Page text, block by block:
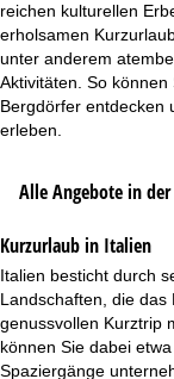
reichen kulturellen
erholsamen
unter anderem
Aktivitäten. So
Bergdörfer entdecken
erleben.
Alle Angebote in
Kurzurlaub in Italien
Italien besticht durch
Landschaften, die
genussvollen Kurztrip
können Sie dabei
Spaziergänge